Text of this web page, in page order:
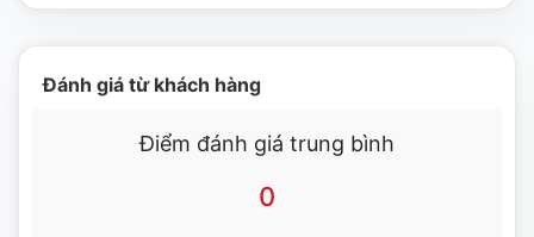
Đánh giá từ khách hàng
Điểm đánh giá trung bình
0